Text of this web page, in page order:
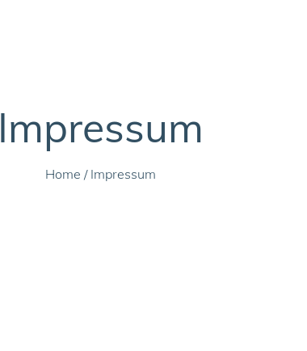
Impressum
Home / Impressum